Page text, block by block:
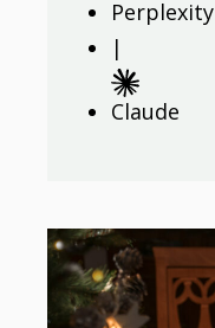
Perplexity
|
Claude